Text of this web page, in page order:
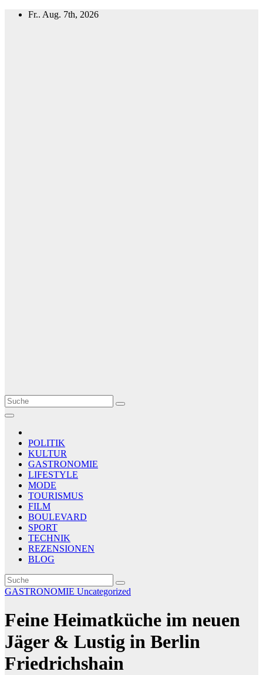
Zum
Fr.. Aug. 7th, 2026
Le Matin
AGENCE DE PRESSE
POLITIK
KULTUR
GASTRONOMIE
LIFESTYLE
MODE
TOURISMUS
FILM
BOULEVARD
SPORT
TECHNIK
REZENSIONEN
BLOG
GASTRONOMIE Uncategorized
Feine Heimatküche im neuen
Jäger & Lustig in Berlin
Friedrichshain